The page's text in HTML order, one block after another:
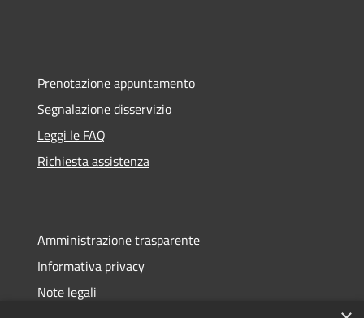
Prenotazione appuntamento
Segnalazione disservizio
Leggi le FAQ
Richiesta assistenza
Amministrazione trasparente
Informativa privacy
Note legali